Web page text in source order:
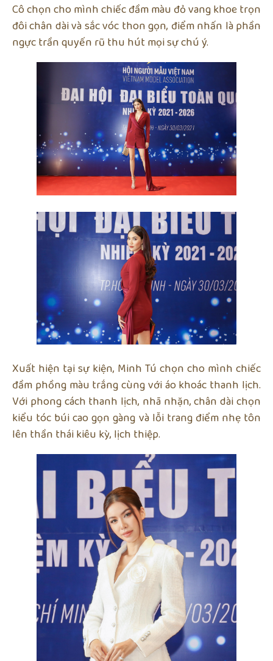
Cô chọn cho mình chiếc đầm màu đỏ vang khoe trọn
đôi chân dài và sắc vóc thon gọn, điểm nhấn là phần
ngực trần quyến rũ thu hút mọi sự chú ý.
Xuất hiện tại sự kiện, Minh Tú chọn cho mình chiếc
đầm phồng màu trắng cùng với áo khoác thanh lịch.
Với phong cách thanh lịch, nhã nhặn, chân dài chọn
kiểu tóc búi cao gọn gàng và lỗi trang điểm nhẹ tôn
lên thần thái kiêu kỳ, lịch thiệp.